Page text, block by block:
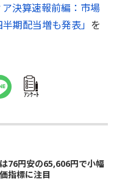
ア決算速報前編：市場
期配当増も発表」 を
ｱﾝｹｰﾄ
76円安の65,606円で小幅
指標に注目